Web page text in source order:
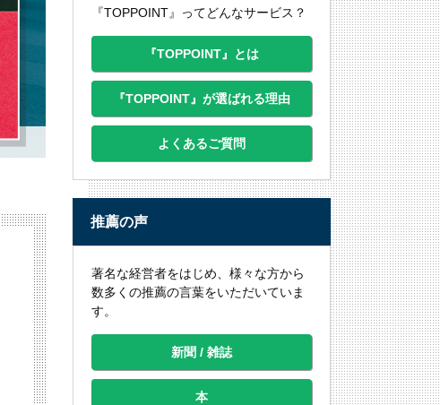
『TOPPOINT』ってどんなサービス？
『TOPPOINT』とは
『TOPPOINT』が選ばれる理由
よくあるご質問
推薦の声
著名な経営者をはじめ、様々な方から
数多くの推薦の言葉をいただいていま
す。
新聞 / 雑誌
本